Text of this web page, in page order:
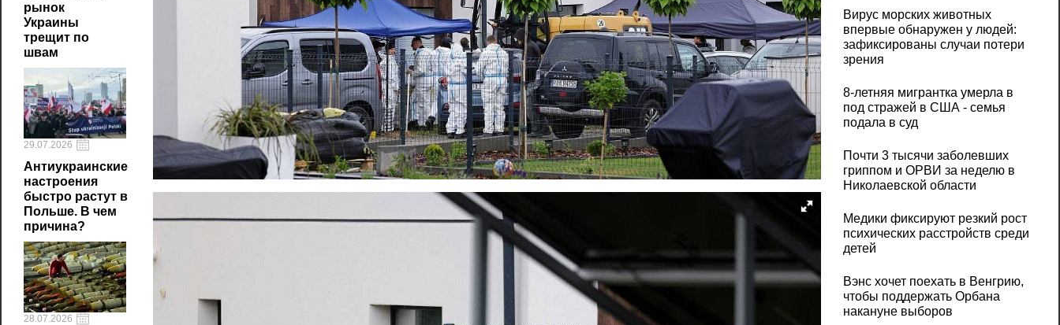
рынок
Украины
трещит по
швам
29.07.2026
Антиукраинские
настроения
быстро растут в
Польше. В чем
причина?
28.07.2026
Вирус морских животных
впервые обнаружен у людей:
зафиксированы случаи потери
зрения
8-летняя мигрантка умерла в
под стражей в США - семья
подала в суд
Почти 3 тысячи заболевших
гриппом и ОРВИ за неделю в
Николаевской области
Медики фиксируют резкий рост
психических расстройств среди
детей
Вэнс хочет поехать в Венгрию,
чтобы поддержать Орбана
накануне выборов